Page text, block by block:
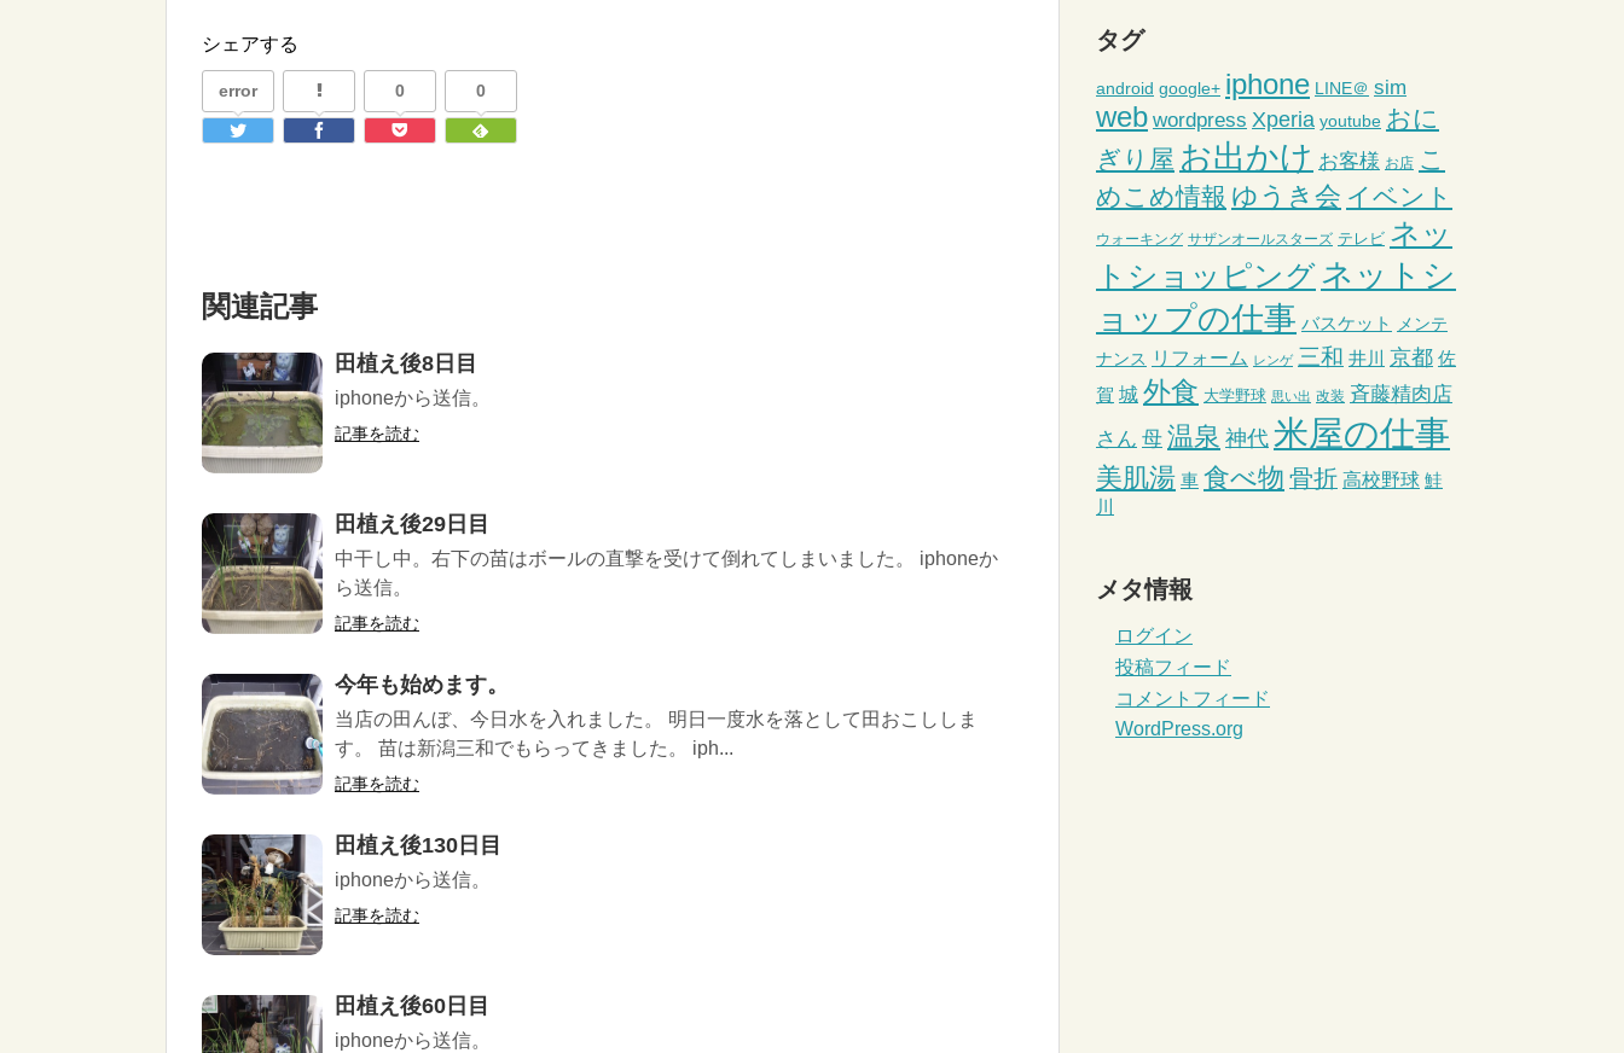
シェアする
error 0 0
関連記事
田植え後8日目
iphoneから送信。
記事を読む
田植え後29日目
中干し中。右下の苗はボールの直撃を受けて倒れてしまいました。 iphoneか
ら送信。
記事を読む
今年も始めます。
当店の田んぼ、今日水を入れました。 明日一度水を落として田おこししま
す。 苗は新潟三和でもらってきました。 iph...
記事を読む
田植え後130日目
iphoneから送信。
記事を読む
田植え後60日目
iphoneから送信。
タグ
android google+ iphone LINE＠ sim
web wordpress Xperia youtube おに
ぎり屋 お出かけ お客様 お店 こ
めこめ情報 ゆうき会 イベント
ウォーキング サザンオールスターズ テレビ ネッ
トショッピングネットシ
ョップの仕事 バスケット
メンテ
ナンス リフォーム レンゲ 三和 井川 京都 佐
賀 城 外食 大学野球 思い出 改装 斉藤精肉店
さん 母 温泉 神代 米屋の仕事
美肌湯 車 食べ物 骨折 高校野球 鮭
川
メタ情報
ログイン
投稿フィード
コメントフィード
WordPress.org